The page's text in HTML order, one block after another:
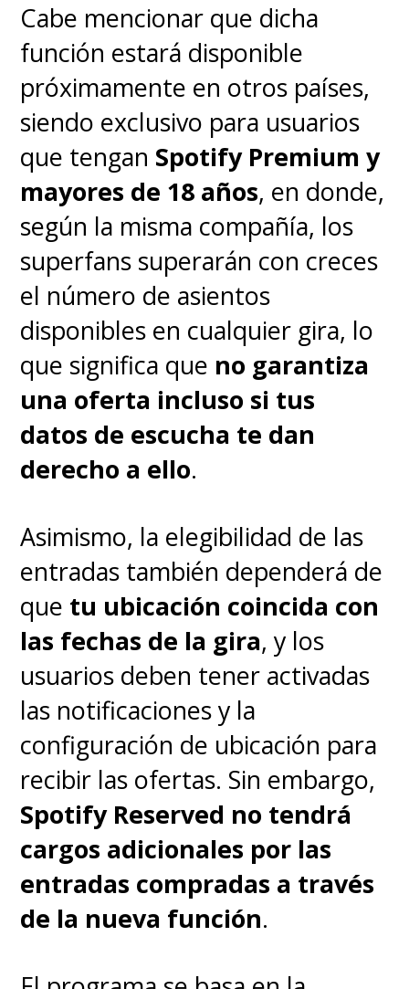
Cabe mencionar que dicha
función estará disponible
próximamente en otros países,
siendo exclusivo para usuarios
que tengan Spotify Premium y
mayores de 18 años, en donde,
según la misma compañía, los
superfans superarán con creces
el número de asientos
disponibles en cualquier gira, lo
que significa que no garantiza
una oferta incluso si tus
datos de escucha te dan
derecho a ello.
Asimismo, la elegibilidad de las
entradas también dependerá de
que tu ubicación coincida con
las fechas de la gira, y los
usuarios deben tener activadas
las notificaciones y la
configuración de ubicación para
recibir las ofertas. Sin embargo,
Spotify Reserved no tendrá
cargos adicionales por las
entradas compradas a través
de la nueva función.